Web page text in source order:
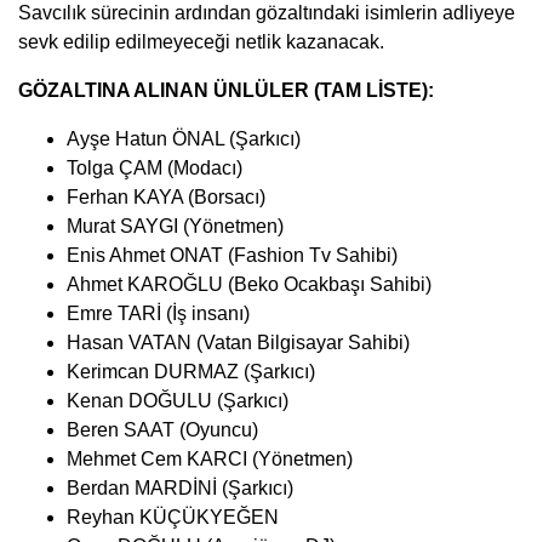
Savcılık sürecinin ardından gözaltındaki isimlerin adliyeye
sevk edilip edilmeyeceği netlik kazanacak.
GÖZALTINA ALINAN ÜNLÜLER (TAM LİSTE):
Ayşe Hatun ÖNAL (Şarkıcı)
Tolga ÇAM (Modacı)
Ferhan KAYA (Borsacı)
Murat SAYGI (Yönetmen)
Enis Ahmet ONAT (Fashion Tv Sahibi)
Ahmet KAROĞLU (Beko Ocakbaşı Sahibi)
Emre TARİ (İş insanı)
Hasan VATAN (Vatan Bilgisayar Sahibi)
Kerimcan DURMAZ (Şarkıcı)
Kenan DOĞULU (Şarkıcı)
Beren SAAT (Oyuncu)
Mehmet Cem KARCI (Yönetmen)
Berdan MARDİNİ (Şarkıcı)
Reyhan KÜÇÜKYEĞEN